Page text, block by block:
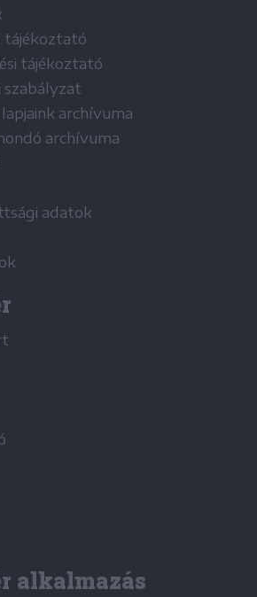
tájékoztató
tájékoztató
szabályzat
archívuma
archívuma
adatok
alkalmazás